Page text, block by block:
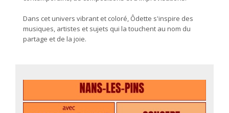
Dans cet univers vibrant et coloré, Ôdette s'inspire des
musiques, artistes et sujets qui la touchent au nom du
partage et de la joie.